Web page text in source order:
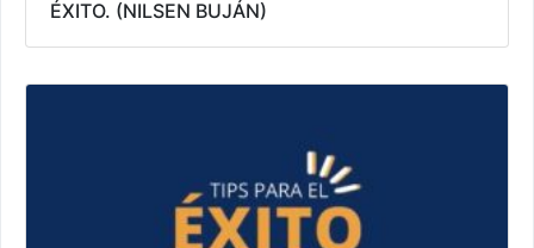
ÉXITO. (NILSEN BUJÁN)